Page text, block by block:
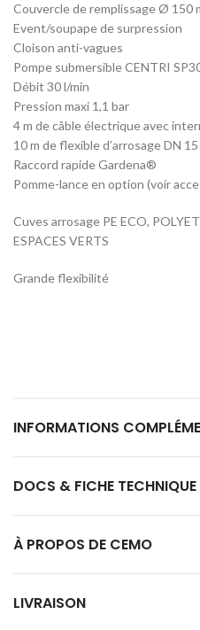
Couvercle de remplissage Ø 150
Event/soupape de surpression
Cloison anti-vagues
Pompe submersible CENTRI
Débit 30 l/min
Pression maxi 1,1 bar
4 m de câble électrique avec
10 m de flexible d’arrosage DN 15
Raccord rapide Gardena®
Pomme-lance en option (voir
Cuves arrosage PE ECO,
ESPACES VERTS
Grande flexibilité
INFORMATIONS
DOCS & FICHE TECHNIQUE
À PROPOS DE CEMO
LIVRAISON